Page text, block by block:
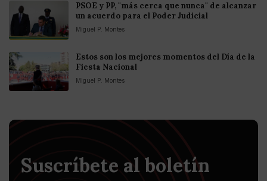
PSOE y PP, "más cerca que nunca" de alcanzar
un acuerdo para el Poder Judicial
Miguel P. Montes
Estos son los mejores momentos del Día de la
Fiesta Nacional
Miguel P. Montes
Suscríbete al boletín